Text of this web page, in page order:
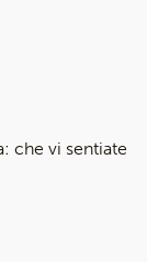
che vi sentiate